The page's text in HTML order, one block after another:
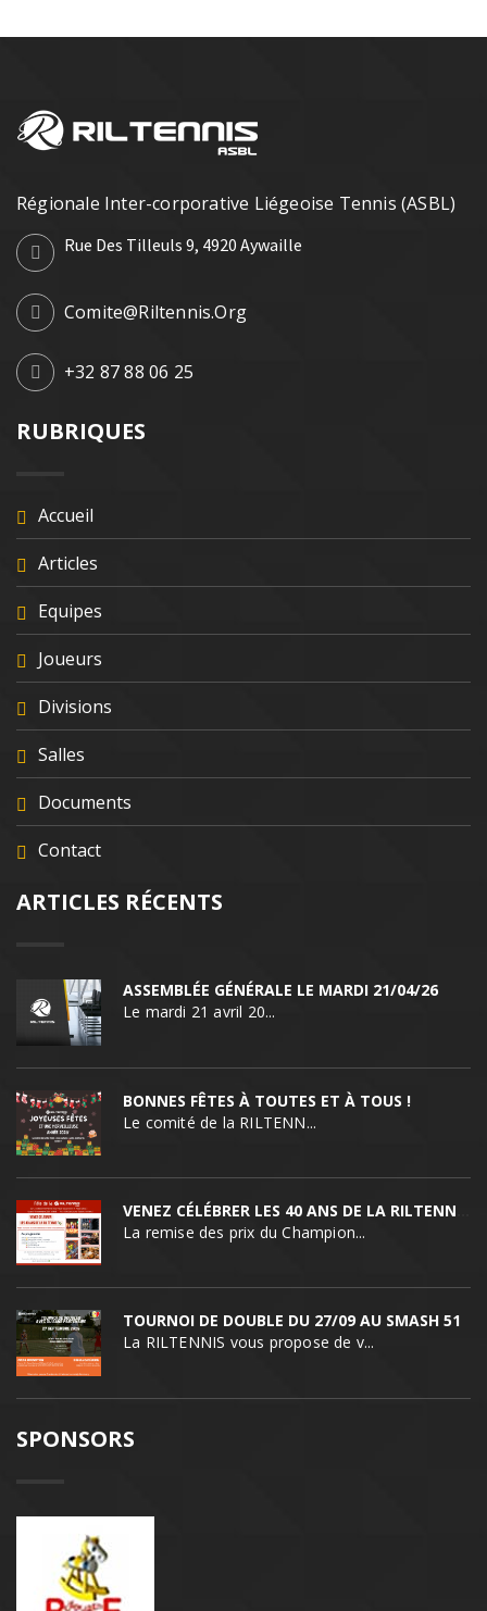
Régionale Inter-corporative Liégeoise Tennis (ASBL)
Rue Des Tilleuls 9, 4920 Aywaille
Comite@riltennis.org
+32 87 88 06 25
RUBRIQUES
Accueil
Articles
Equipes
Joueurs
Divisions
Salles
Documents
Contact
ARTICLES RÉCENTS
ASSEMBLÉE GÉNÉRALE LE MARDI 21/04/26
Le mardi 21 avril 20...
BONNES FÊTES À TOUTES ET À TOUS !
Le comité de la RILTENN...
La remise des prix du Champion...
TOURNOI DE DOUBLE DU 27/09 AU SMASH 51
La RILTENNIS vous propose de v...
SPONSORS